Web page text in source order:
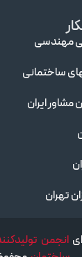
مهندسی
ساختمانی
ايران
تهران
انجمن